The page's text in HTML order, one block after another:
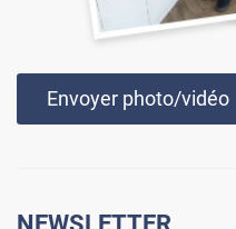
Envoyer photo/vidéo